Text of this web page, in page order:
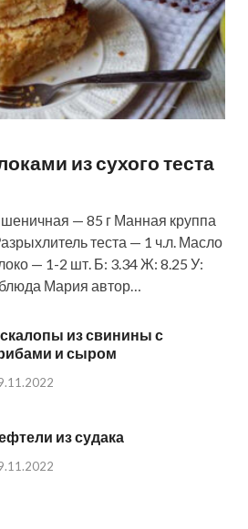
из сухого теста
— 85 г Манная круппа
теста — 1 ч.л. Масло
— 1-2 шт. Б: 3.34 Ж: 8.25 У:
Мария автор…
из свинины с
и сыром
из судака